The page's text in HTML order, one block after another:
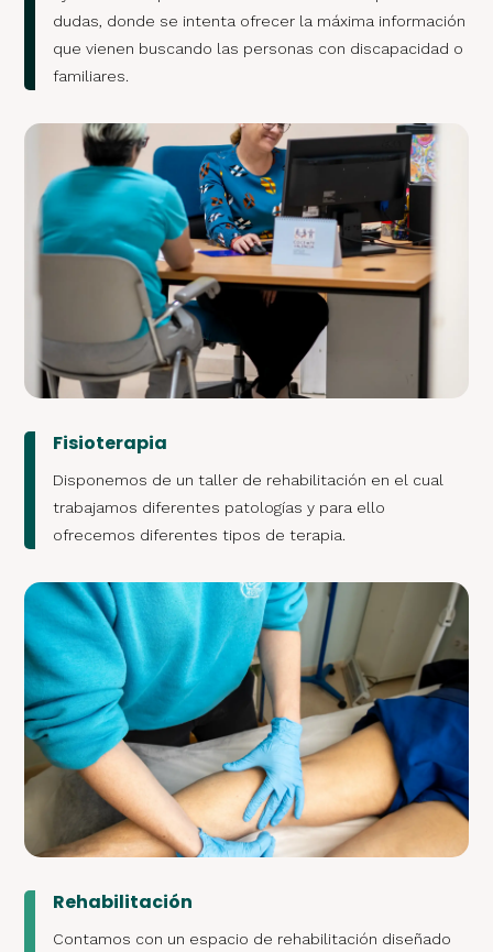
dudas, donde se intenta ofrecer la máxima información
que vienen buscando las personas con discapacidad o
familiares.
Fisioterapia
Disponemos de un taller de rehabilitación en el cual
trabajamos diferentes patologías y para ello
ofrecemos diferentes tipos de terapia.
Rehabilitación
Contamos con un espacio de rehabilitación diseñado